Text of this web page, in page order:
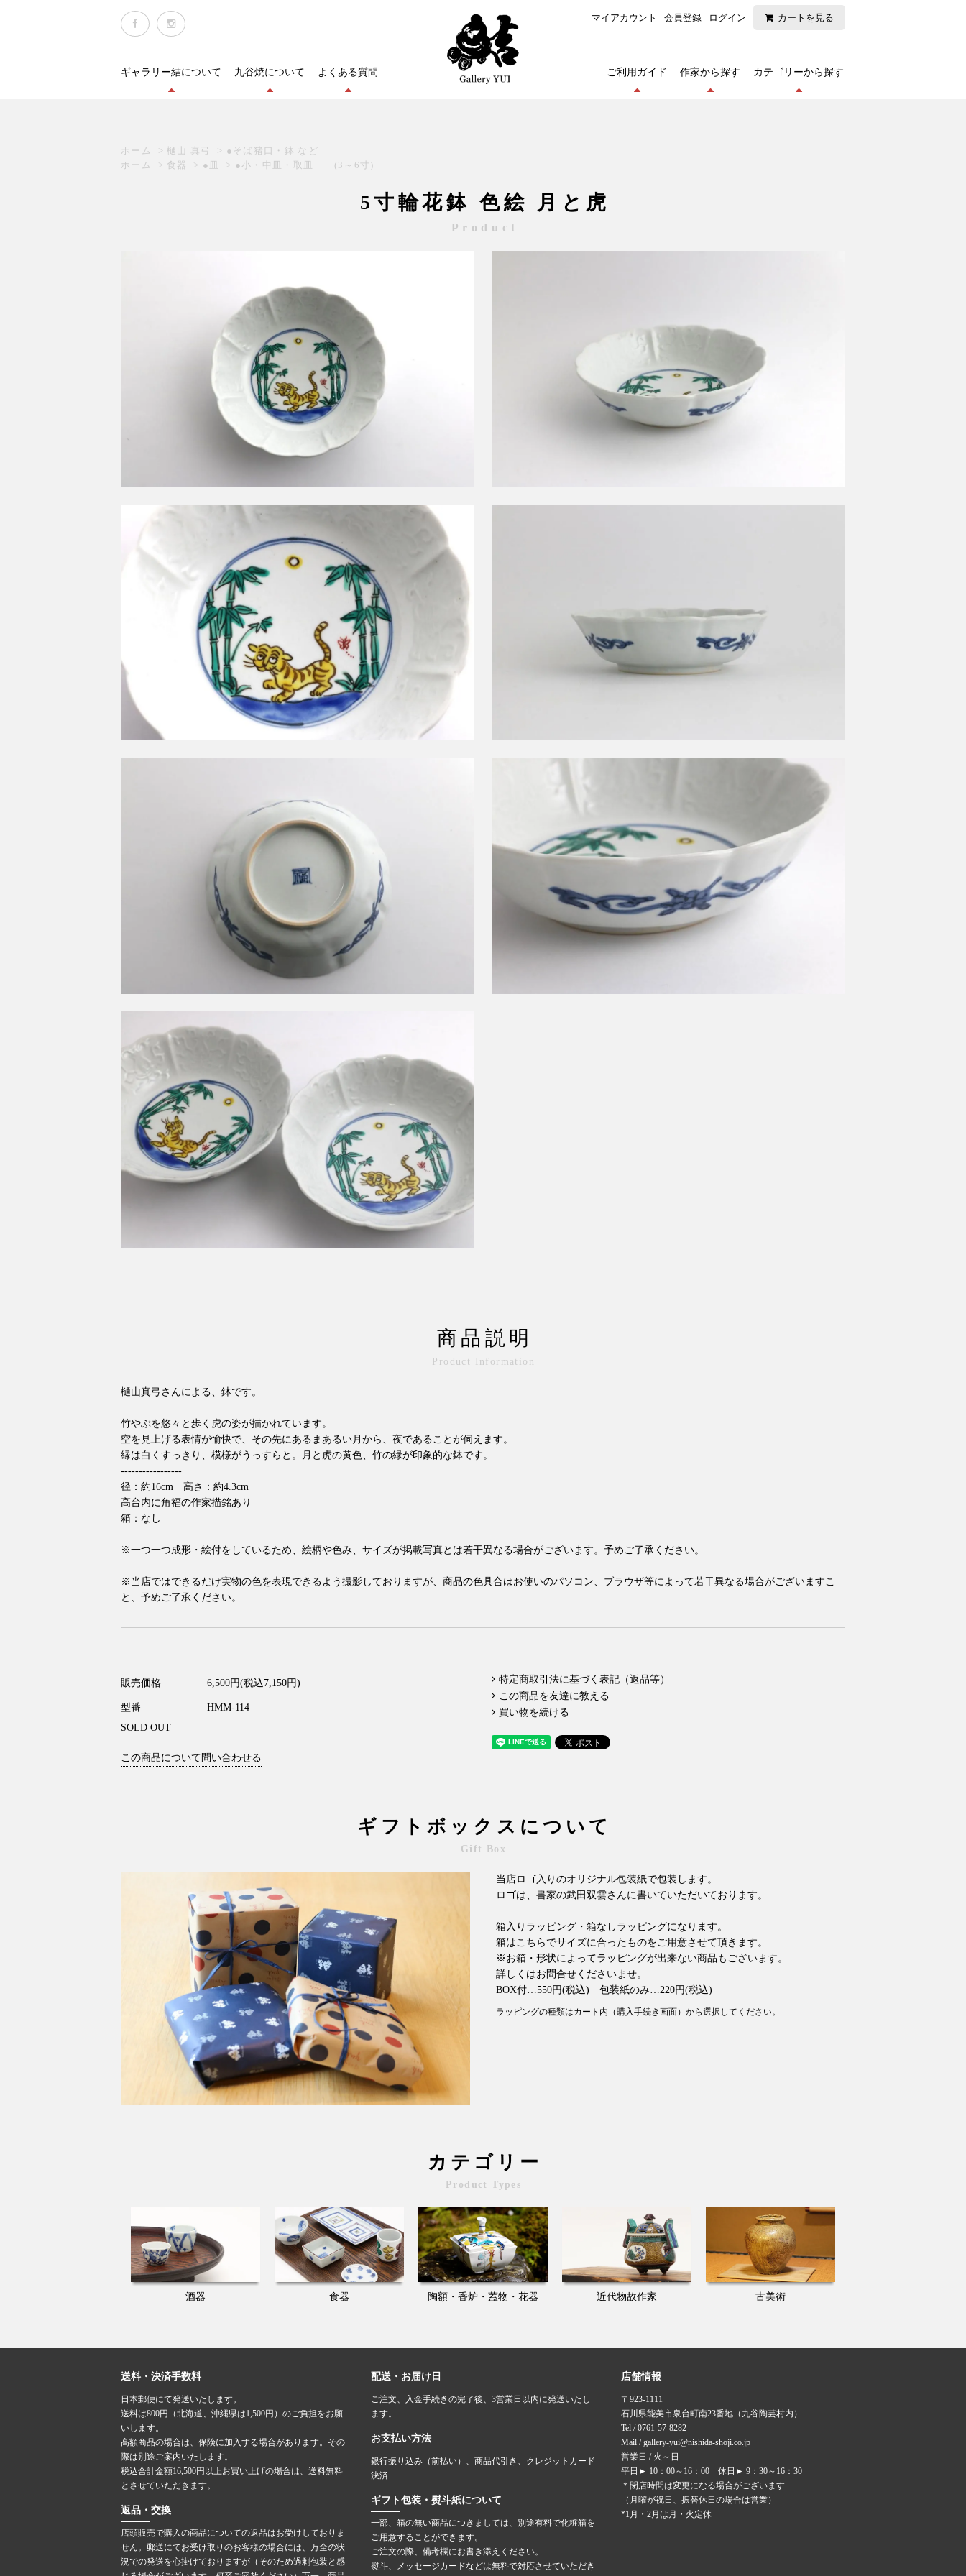
マイアカウント 会員登録 ログイン カートを見る
ギャラリー結について 九谷焼について よくある質問 ご利用ガイド 作家から探す カテゴリーから探す
ホーム >樋山 真弓 > ●そば猪口・鉢 など
ホーム
> 食器 > ●皿 > ●小・中皿・取皿 (3～6寸)
5寸輪花鉢 色絵 月と虎
Product
商品説明
Product Information
樋山真弓さんによる、鉢です。
竹やぶを悠々と歩く虎の姿が描かれています。
空を見上げる表情が愉快で、その先にあるまあるい月から、夜であることが伺えます。
縁は白くすっきり、模様がうっすらと。月と虎の黄色、竹の緑が印象的な鉢です。
-----------------
径：約16cm 高さ：約4.3cm
高台内に角福の作家描銘あり
箱：なし
※一つ一つ成形・絵付をしているため、絵柄や色み、サイズが掲載写真とは若干異なる場合がございます。予めご了承ください。
※当店ではできるだけ実物の色を表現できるよう撮影しておりますが、商品の色具合はお使いのパソコン、ブラウザ等によって若干異なる場合がございますこ
と、予めご了承ください。
販売価格 6,500円(税込7,150円)
型番
HMM-114
SOLD OUT
この商品について問い合わせる
特定商取引法に基づく表記（返品等）
この商品を友達に教える
買い物を続ける
ギフトボックスについて
Gift Box
当店ロゴ入りのオリジナル包装紙で包装します。
ロゴは、書家の武田双雲さんに書いていただいております。
箱入りラッピング・箱なしラッピングになります。
箱はこちらでサイズに合ったものをご用意させて頂きます。
※お箱・形状によってラッピングが出来ない商品もございます。
詳しくはお問合せくださいませ。
BOX付…550円(税込) 包装紙のみ…220円(税込)
ラッピングの種類はカート内（購入手続き画面）から選択してください。
カテゴリー
Product Types
酒器 食器 陶額・香炉・蓋物・花器 近代物故作家 古美術
送料・決済手数料
日本郵便にて発送いたします。
送料は800円（北海道、沖縄県は1,500円）のご負担をお願
いします。
高額商品の場合は、保険に加入する場合があります。その
際は別途ご案内いたします。
税込合計金額16,500円以上お買い上げの場合は、送料無料
とさせていただきます。
返品・交換
店頭販売で購入の商品についての返品はお受けしておりま
せん。郵送にてお受け取りのお客様の場合には、万全の状
況での発送を心掛けておりますが（そのため過剰包装と感
配送・お届け日
ご注文、入金手続きの完了後、3営業日以内に発送いたし
ます。
お支払い方法
銀行振り込み（前払い）、商品代引き、クレジットカード
決済
ギフト包装・熨斗紙について
一部、箱の無い商品につきましては、別途有料で化粧箱を
ご用意することができます。
ご注文の際、備考欄にお書き添えください。
熨斗、メッセージカードなどは無料で対応させていただき
店舗情報
〒923-1111
石川県能美市泉台町南23番地（九谷陶芸村内）
Tel / 0761-57-8282
Mail / gallery-yui@nishida-shoji.co.jp
営業日 / 火～日
平日► 10：00～16：00 休日► 9：30～16：30
＊閉店時間は変更になる場合がございます
（月曜が祝日、振替休日の場合は営業）
*1月・2月は月・火定休